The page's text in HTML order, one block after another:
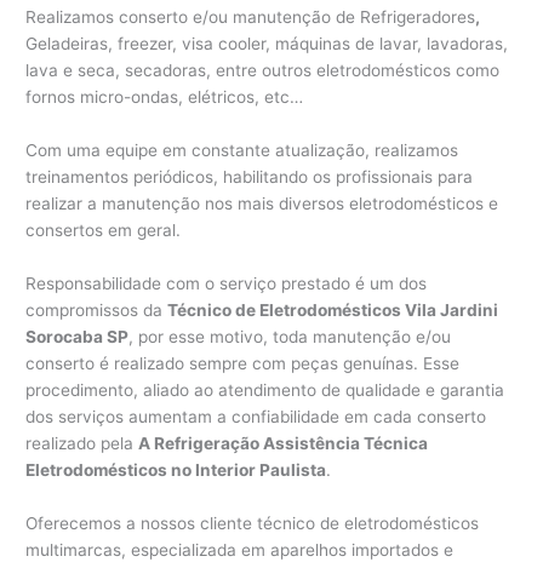
Realizamos conserto e/ou manutenção de Refrigeradores,
Geladeiras, freezer, visa cooler, máquinas de lavar, lavadoras,
lava e seca, secadoras, entre outros eletrodomésticos como
fornos micro-ondas, elétricos, etc…
Com uma equipe em constante atualização, realizamos
treinamentos periódicos, habilitando os profissionais para
realizar a manutenção nos mais diversos eletrodomésticos e
consertos em geral.
Responsabilidade com o serviço prestado é um dos
compromissos daTécnico de Eletrodomésticos Vila Jardini
Sorocaba SP, por esse motivo, toda manutenção e/ou
conserto é realizado sempre com peças genuínas. Esse
procedimento, aliado ao atendimento de qualidade e garantia
dos serviços aumentam a confiabilidade em cada conserto
realizado pela A Refrigeração Assistência Técnica
Eletrodomésticos no Interior Paulista.
Oferecemos a nossos cliente técnico de eletrodomésticos
multimarcas, especializada em aparelhos importados e